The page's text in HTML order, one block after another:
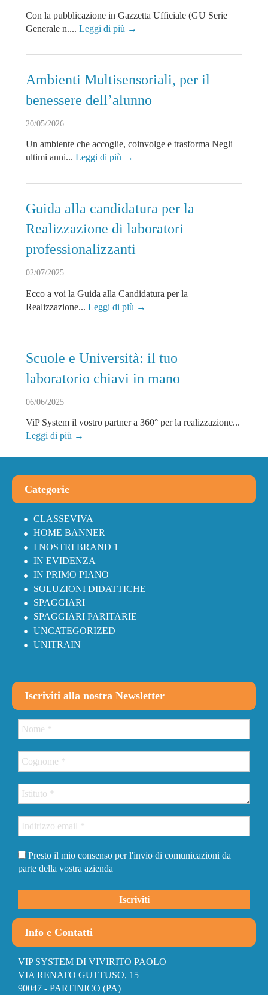
Con la pubblicazione in Gazzetta Ufficiale (GU Serie
Generale n.... Leggi di più →
Ambienti Multisensoriali, per il
benessere dell’alunno
20/05/2026
Un ambiente che accoglie, coinvolge e trasforma Negli
ultimi anni... Leggi di più →
Guida alla candidatura per la
Realizzazione di laboratori
professionalizzanti
02/07/2025
Ecco a voi la Guida alla Candidatura per la
Realizzazione... Leggi di più →
Scuole e Università: il tuo
laboratorio chiavi in mano
06/06/2025
ViP System il vostro partner a 360° per la realizzazione...
Leggi di più →
Categorie
CLASSEVIVA
HOME BANNER
I NOSTRI BRAND 1
IN EVIDENZA
IN PRIMO PIANO
SOLUZIONI DIDATTICHE
SPAGGIARI
SPAGGIARI PARITARIE
UNCATEGORIZED
UNITRAIN
Iscriviti alla nostra Newsletter
Presto il mio consenso per l'invio di comunicazioni da
parte della vostra azienda
Info e Contatti
VIP SYSTEM DI VIVIRITO PAOLO
VIA RENATO GUTTUSO, 15
90047 - PARTINICO (PA)